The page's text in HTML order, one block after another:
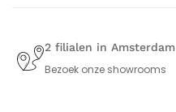
2 filialen in Amsterdam
Bezoek onze showrooms